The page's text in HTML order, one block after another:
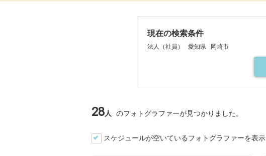
現在の検索条件
法人（社員） 愛知県 岡崎市
28人 のフォトグラファーが見つかりました。
スケジュールが空いているフォトグラファーを表示